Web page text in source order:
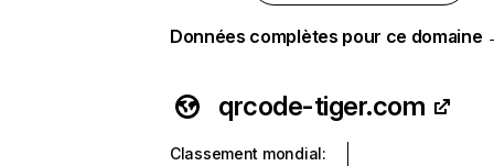
Données complètes pour ce domaine
qrcode-tiger.com
Classement mondial: